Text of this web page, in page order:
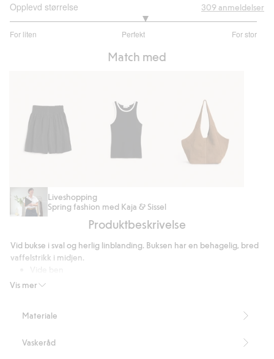
Opplevd størrelse
For liten Perfekt For stor
av
309 anmeldelser
Match med
Shorts
Ribbet
singlet
med
bag
i
Liveshopping
Spring fashion med Kaja & Sissel
Produktbeskrivelse
Vis mer
Vid bukse i sval og herlig linblanding. Buksen har en behagelig, bred
vaffelstrikk i midjen.
Herlig linblanding
Inneholder 55 % Masters of FLAX FIBRE™-lin.
Materiale
Vaskeråd